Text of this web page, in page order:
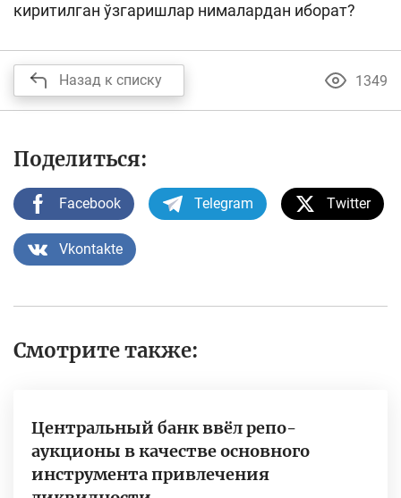
киритилган ўзгаришлар нималардан иборат?
Назад к списку 1349
Поделиться:
Facebook Telegram Twitter
Vkontakte
Смотрите также:
Центральный банк ввёл репо-
аукционы в качестве основного
инструмента привлечения